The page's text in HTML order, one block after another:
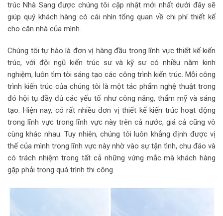
trúc Nhà Sang được chúng tôi cập nhật mới nhất dưới đây sẽ
giúp quý khách hàng có cái nhìn tổng quan về chi phí thiết kế
cho căn nhà của mình.
Chúng tôi tự hào là đơn vị hàng đầu trong lĩnh vực thiết kế kiến
trúc, với đội ngũ kiến trúc sư và kỹ sư có nhiều năm kinh
nghiệm, luôn tìm tòi sáng tạo các công trình kiến trúc. Mỗi công
trình kiến trúc của chúng tôi là một tác phẩm nghệ thuật trong
đó hội tụ đầy đủ các yếu tố như công năng, thẩm mỹ và sáng
tạo. Hiện nay, có rất nhiều đơn vị thiết kế kiến trúc hoạt động
trong lĩnh vực trong lĩnh vực này trên cả nước, giá cả cũng vô
cùng khác nhau. Tuy nhiên, chúng tôi luôn khẳng định được vị
thế của mình trong lĩnh vực này nhờ vào sự tận tình, chu đáo và
có trách nhiệm trong tất cả những vứng mắc mà khách hàng
gặp phải trong quá trình thi công.